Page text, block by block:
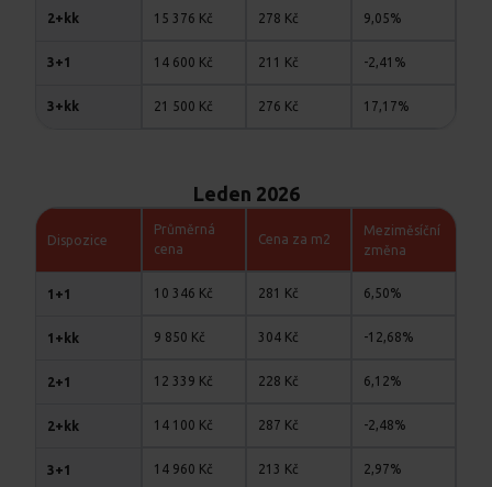
2+kk 15 376 Kč 278 Kč 9,05%
3+1 14 600 Kč 211 Kč -2,41%
3+kk 21 500 Kč 276 Kč 17,17%
Leden 2026
Dispozice
Průměrná
cena
Cena za m2
Meziměsíční
změna
1+1 10 346 Kč 281 Kč 6,50%
1+kk 9 850 Kč 304 Kč -12,68%
2+1 12 339 Kč 228 Kč 6,12%
2+kk 14 100 Kč 287 Kč -2,48%
3+1 14 960 Kč 213 Kč 2,97%